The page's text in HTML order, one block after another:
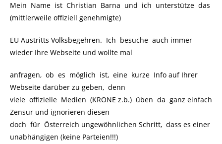
Mein Name ist Christian Barna und ich unterstütze das
(mittlerweile offiziell genehmigte)
EU Austritts Volksbegehren. Ich besuche auch immer
wieder Ihre Webseite und wollte mal
anfragen, ob es möglich ist, eine kurze Info auf Ihrer
Webseite darüber zu geben, denn
viele offizielle Medien (KRONE z.b.) üben da ganz einfach
Zensur und ignorieren diesen
doch für Österreich ungewöhnlichen Schritt, dass es einer
unabhängigen (keine Parteien!!!)